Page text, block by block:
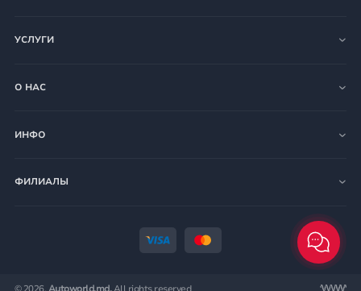
УСЛУГИ
О НАС
ИНФО
ФИЛИАЛЫ
© 2026. Autoworld.md.All rights reserved